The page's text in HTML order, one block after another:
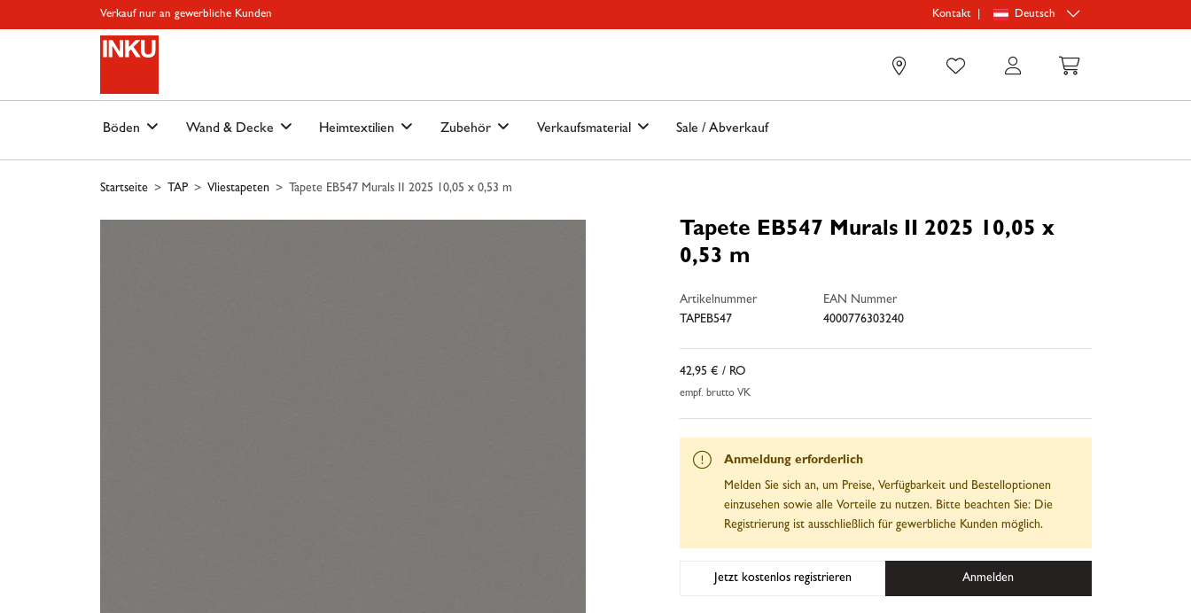
Springe zu Hauptinhalt Springe zum Header Springe zum Footer
Verkauf nur an gewerbliche Kunden Kontakt Deutsch
Böden Wand & Decke Heimtextilien Zubehör Verkaufsmaterial Sale / Abverkauf
Startseite TAP Vliestapeten Tapete EB547 Murals II 2025 10,05 x 0,53 m
Tapete EB547 Murals II 2025 10,05 x
0,53 m
Artikelnummer
TAPEB547
EAN Nummer
4000776303240
42,95 € / RO
empf. brutto VK
Anmeldung erforderlich
Melden Sie sich an, um Preise, Verfügbarkeit und Bestelloptionen
einzusehen sowie alle Vorteile zu nutzen. Bitte beachten Sie: Die
Registrierung ist ausschließlich für gewerbliche Kunden möglich.
Jetzt kostenlos registrieren Anmelden